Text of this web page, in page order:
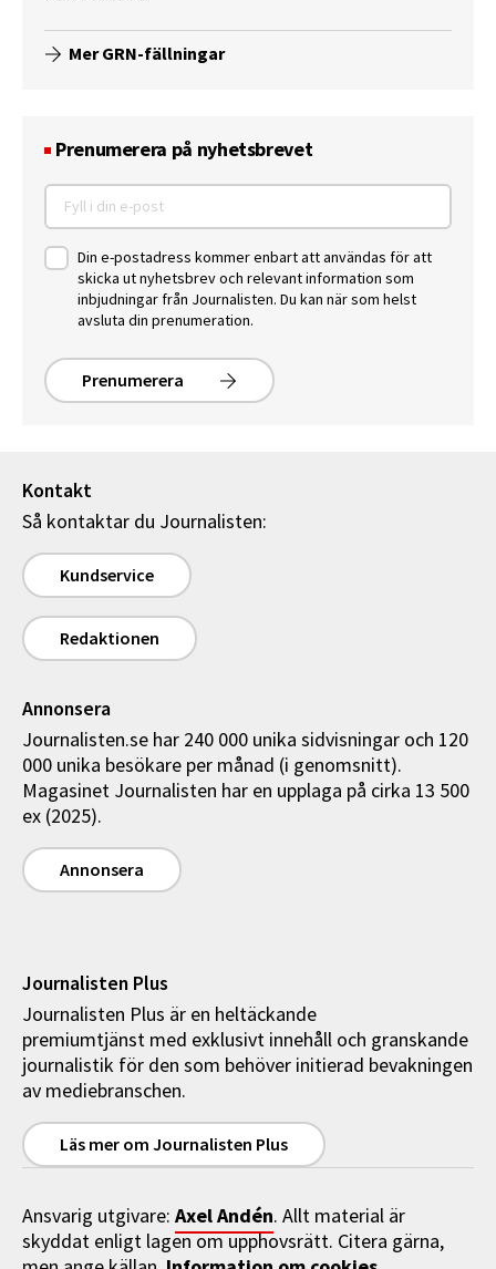
Mer GRN-fällningar
Prenumerera på nyhetsbrevet
Din e-postadress kommer enbart att användas för att
skicka ut nyhetsbrev och relevant information som
inbjudningar från Journalisten. Du kan när som helst
avsluta din prenumeration.
Prenumerera
Kontakt
Så kontaktar du Journalisten:
Kundservice
Redaktionen
Annonsera
Journalisten.se har 240 000 unika sidvisningar och 120
000 unika besökare per månad (i genomsnitt).
Magasinet Journalisten har en upplaga på cirka 13 500
ex (2025).
Annonsera
Journalisten Plus
Journalisten Plus är en heltäckande
premiumtjänst med exklusivt innehåll och granskande
journalistik för den som behöver initierad bevakningen
av mediebranschen.
Läs mer om Journalisten Plus
Ansvarig utgivare: Axel Andén. Allt material är
skyddat enligt lagen om upphovsrätt. Citera gärna,